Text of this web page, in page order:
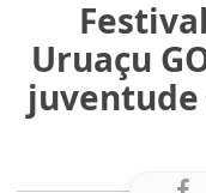
Uruaçu
juventude